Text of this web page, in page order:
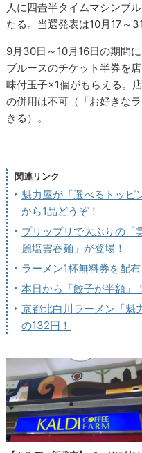
人に四畳半タイムマシンブ
たる。当選発表は10月17～31
9月30日～10月16日の期間
ブルースのチケット半券を
味付玉子×1個がもらえる。
の併用は不可（「お好きな
きる）。
関連リンク
魁力屋が「選べるトッ
から1品どうぞ！
プリップリで大ぶりの「
麗塩雲吞麺」が登場！
ラーメン1杯無料券を配
本日から「餃子が半額
京都北白川ラーメン「魁
の132円！